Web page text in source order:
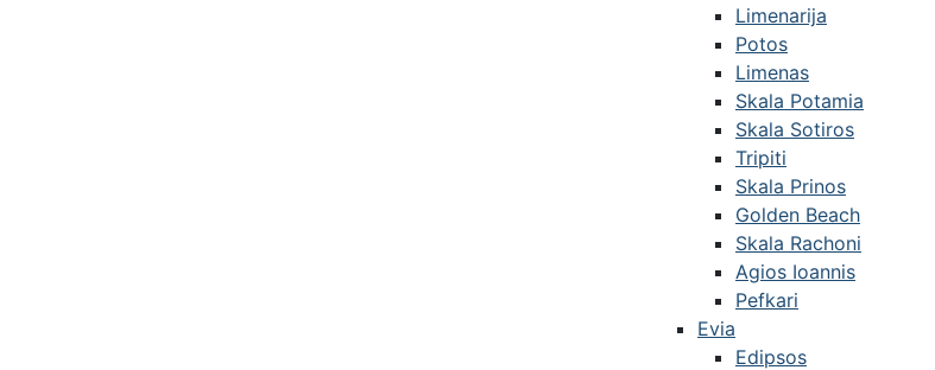
Limenarija
Potos
Limenas
Skala Potamia
Skala Sotiros
Tripiti
Skala Prinos
Golden Beach
Skala Rachoni
Agios Ioannis
Pefkari
Evia
Edipsos